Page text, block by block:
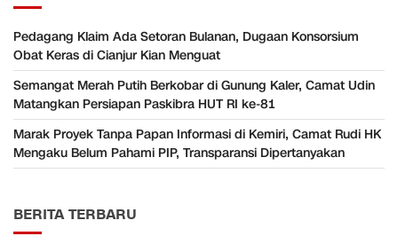
Pedagang Klaim Ada Setoran Bulanan, Dugaan Konsorsium
Obat Keras di Cianjur Kian Menguat
Semangat Merah Putih Berkobar di Gunung Kaler, Camat Udin
Matangkan Persiapan Paskibra HUT RI ke-81
Marak Proyek Tanpa Papan Informasi di Kemiri, Camat Rudi HK
Mengaku Belum Pahami PIP, Transparansi Dipertanyakan
BERITA TERBARU